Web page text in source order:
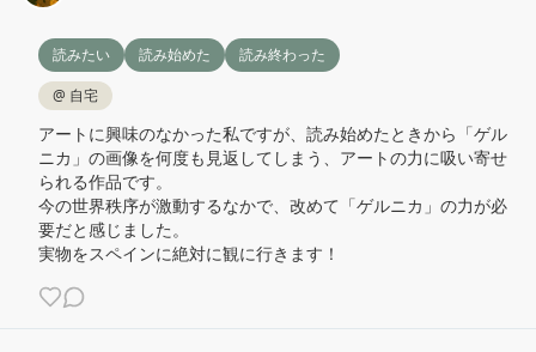
読みたい 読み始めた
読み終わった
@ 自宅
アートに興味のなかった私ですが、読み始めたときから「ゲル
ニカ」の画像を何度も見返してしまう、アートの力に吸い寄せ
られる作品です。
今の世界秩序が激動するなかで、改めて「ゲルニカ」の力が必
要だと感じました。
実物をスペインに絶対に観に行きます！